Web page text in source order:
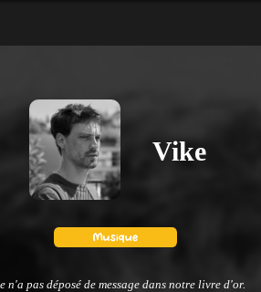
Vike
n'a pas déposé de message dans notre livre d'or.